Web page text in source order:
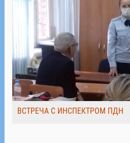
ВСТРЕЧА С ИНСПЕКТРОМ ПДН